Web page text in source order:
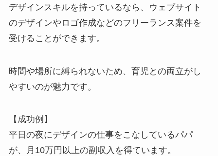
デザインスキルを持っているなら、ウェブサイト
のデザインやロゴ作成などのフリーランス案件を
受けることができます。
時間や場所に縛られないため、育児との両立がし
やすいのが魅力です。
【成功例】
平日の夜にデザインの仕事をこなしているパパ
が、月10万円以上の副収入を得ています。